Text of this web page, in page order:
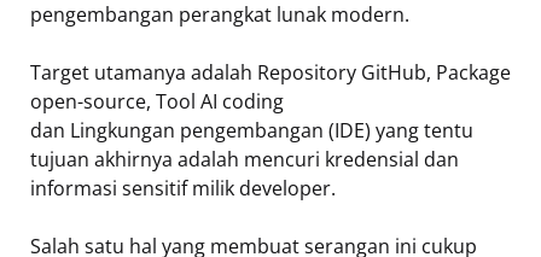
pengembangan perangkat lunak modern.
Target utamanya adalah Repository GitHub, Package
open-source, Tool AI coding
dan Lingkungan pengembangan (IDE) yang tentu
tujuan akhirnya adalah mencuri kredensial dan
informasi sensitif milik developer.
Salah satu hal yang membuat serangan ini cukup